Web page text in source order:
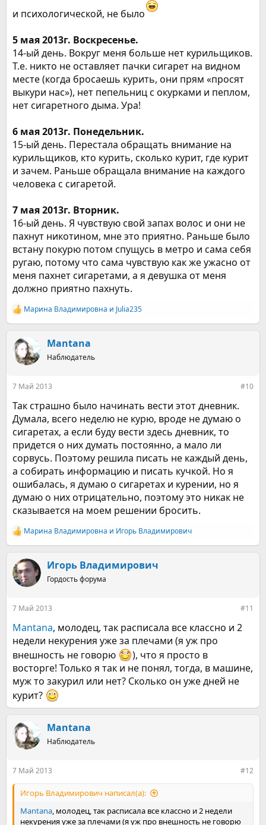
и психологической, не было
5 мая 2013г. Воскресенье.
14-ый день. Вокруг меня больше нет курильщиков.
Т.е. никто не оставляет пачки сигарет на видном
месте (когда бросаешь курить, они прям «просят
выкури нас»), нет пепельниц с окурками и пеплом,
нет сигаретного дыма. Ура!
6 мая 2013г. Понедельник.
15-ый день. Перестала обращать внимание на
курильщиков, кто курить, сколько курит, где курит
и зачем. Раньше обращала внимание на каждого
человека с сигаретой.
7 мая 2013г. Вторник.
16-ый день. Я чувствую свой запах волос и они не
пахнут никотином, мне это приятно. Раньше было
встану покурю потом спущусь в метро и сама себя
ругаю, потому что сама чувствую как же ужасно от
меня пахнет сигаретами, а я девушка от меня
должно приятно пахнуть.
Р
е
к
ц
и
Марина Владимировна и Julia235
Mantana
Наблюдатель
7 Май 2013 #10
Так страшно было начинать вести этот дневник.
Думала, всего неделю не курю, вроде не думаю о
сигаретах, а если буду вести здесь дневник, то
придется о них думать постоянно, а мало ли
сорвусь. Поэтому решила писать не каждый день,
а собирать информацию и писать кучкой. Но я
ошибалась, я думаю о сигаретах и курении, но я
думаю о них отрицательно, поэтому это никак не
сказывается на моем решении бросить.
Р
е
к
ц
и
Марина Владимировна и Игорь Владимирович
Игорь Владимирович
Гордость форума
7 Май 2013 #11
Mantana, молодец, так расписала все классно и 2
недели некурения уже за плечами (я уж про
внешность не говорю
), что я просто в
восторге! Только я так и не понял, тогда, в машине,
муж то закурил или нет? Сколько он уже дней не
курит?
Mantana
Наблюдатель
7 Май 2013 #12
Игорь Владимирович написал(а):
Mantana, молодец, так расписала все классно и 2 недели
некурения уже за плечами (я уж про внешность не говорю